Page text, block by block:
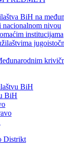
BiH na
nacionalnom nivou
institucijama
BiH
BiH
Distrikt